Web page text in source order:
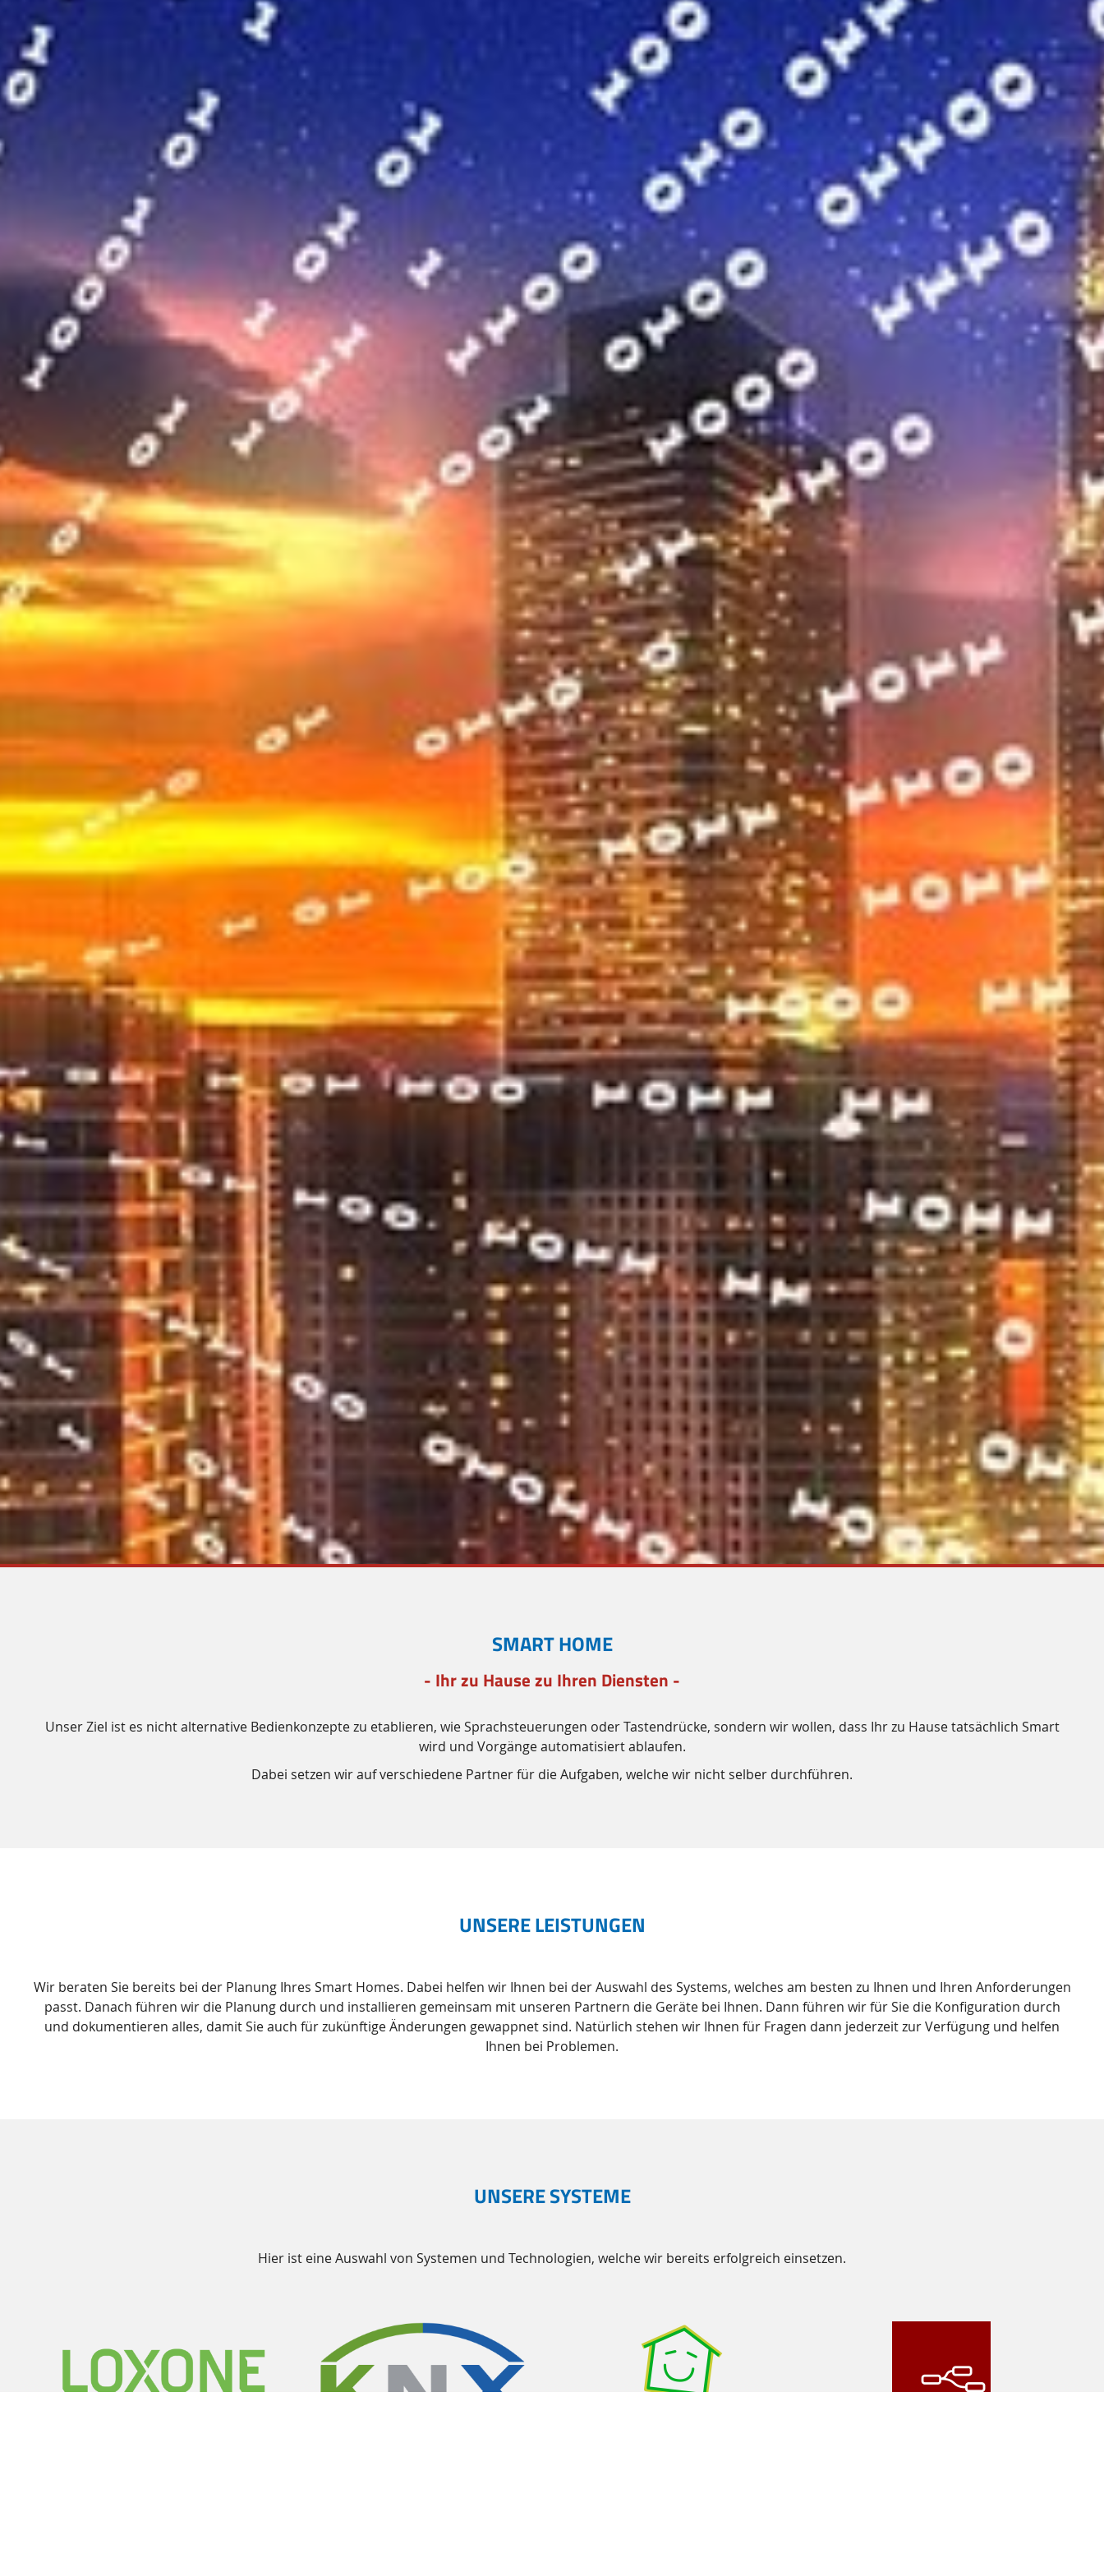
SMART HOME
- Ihr zu Hause zu Ihren Diensten -
Unser Ziel ist es nicht alternative Bedienkonzepte zu etablieren, wie Sprachsteuerungen oder Tastendrücke, sondern wir wollen, dass Ihr zu Hause tatsächlich Smart
wird und Vorgänge automatisiert ablaufen.
Dabei setzen wir auf verschiedene Partner für die Aufgaben, welche wir nicht selber durchführen.
UNSERE LEISTUNGEN
Wir beraten Sie bereits bei der Planung Ihres Smart Homes. Dabei helfen wir Ihnen bei der Auswahl des Systems, welches am besten zu Ihnen und Ihren Anforderungen
passt. Danach führen wir die Planung durch und installieren gemeinsam mit unseren Partnern die Geräte bei Ihnen. Dann führen wir für Sie die Konfiguration durch
und dokumentieren alles, damit Sie auch für zukünftige Änderungen gewappnet sind. Natürlich stehen wir Ihnen für Fragen dann jederzeit zur Verfügung und helfen
Ihnen bei Problemen.
UNSERE SYSTEME
Hier ist eine Auswahl von Systemen und Technologien, welche wir bereits erfolgreich einsetzen.